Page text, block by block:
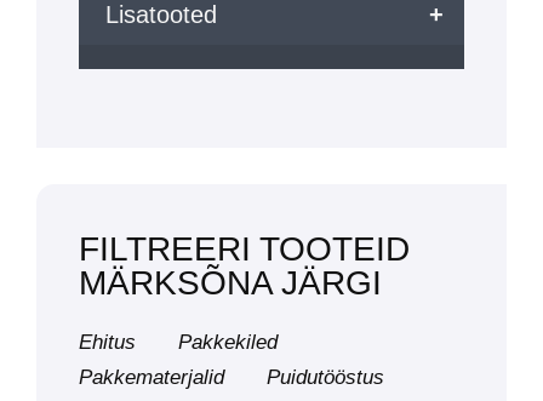
+
Lisatooted
FILTREERI TOOTEID
MÄRKSÕNA JÄRGI
Ehitus
Pakkekiled
Pakkematerjalid
Puidutööstus